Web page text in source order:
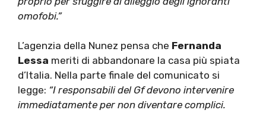
omofobi.”
L’agenzia della Nunez pensa che Fernanda
Lessa meriti di abbandonare la casa più spiata
d’Italia. Nella parte finale del comunicato si
legge: “I responsabili del Gf devono intervenire
immediatamente per non diventare complici.